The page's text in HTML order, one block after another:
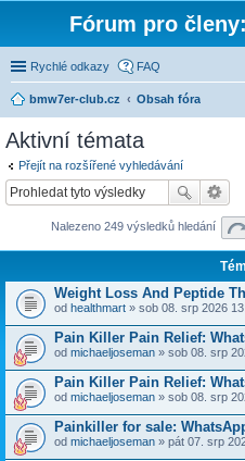
Fórum pro
Rychlé odkazy FAQ
bmw7er-club.cz
Obsah fóra
Aktivní témata
Přejít na rozšířené vyhledávání
Nalezeno 249 výsledků hledání
Weight Loss And Peptide
od healthmart » sob 08. srp 2026
Pain Killer Pain Relief:
od michaeljoseman » sob 08. srp
Pain Killer Pain Relief:
od michaeljoseman » sob 08. srp
Painkiller for sale:
od michaeljoseman » pát 07. srp